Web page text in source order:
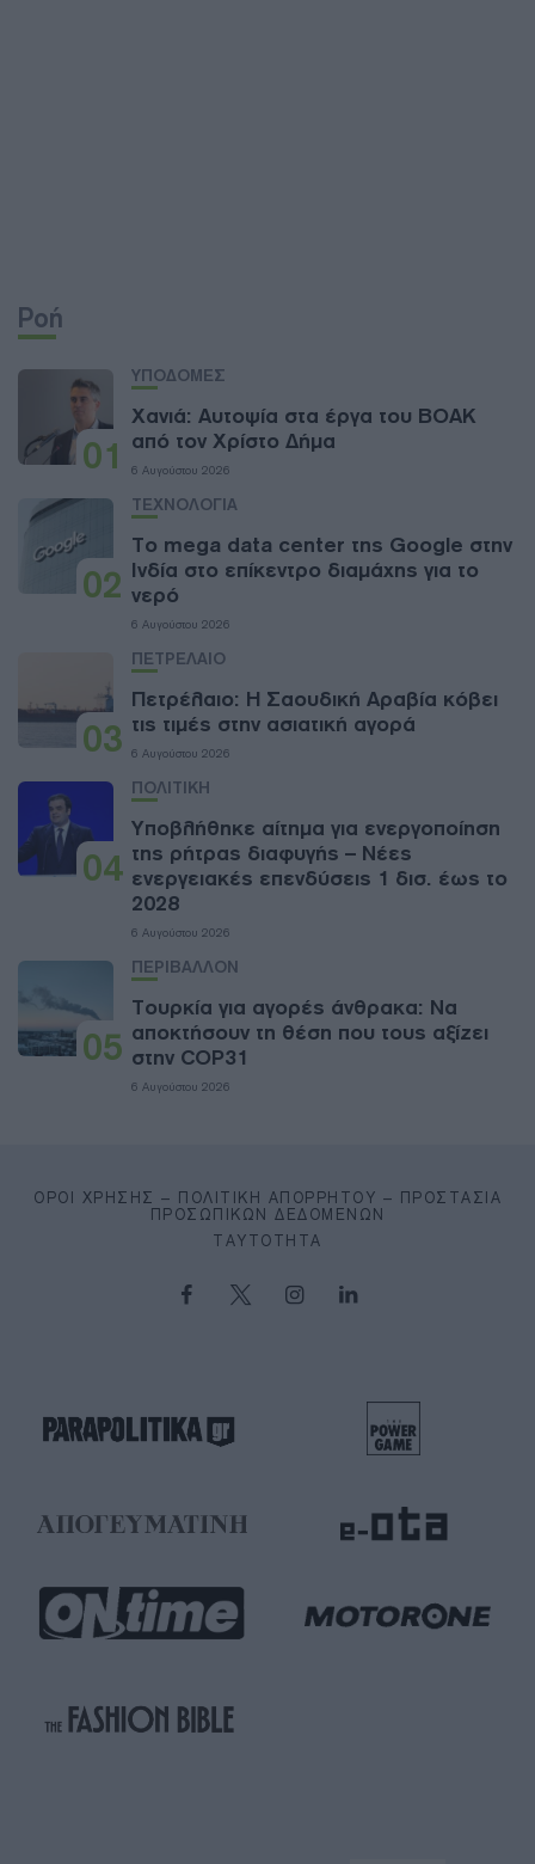
Ροή
01
ΥΠΟΔΟΜΕΣ
Χανιά: Aυτοψία στα έργα του ΒΟΑΚ
από τον Χρίστο Δήμα
6 Αυγούστου 2026
02
ΤΕΧΝΟΛΟΓΙΑ
Το mega data center της Google στην
Ινδία στο επίκεντρο διαμάχης για το
νερό
6 Αυγούστου 2026
03
ΠΕΤΡΕΛΑΙΟ
Πετρέλαιο: Η Σαουδική Αραβία κόβει
τις τιμές στην ασιατική αγορά
6 Αυγούστου 2026
04
ΠΟΛΙΤΙΚΗ
Υποβλήθηκε αίτημα για ενεργοποίηση
της ρήτρας διαφυγής – Νέες
ενεργειακές επενδύσεις 1 δισ. έως το
2028
6 Αυγούστου 2026
05
ΠΕΡΙΒΑΛΛΟΝ
Τουρκία για αγορές άνθρακα: Να
αποκτήσουν τη θέση που τους αξίζει
στην COP31
6 Αυγούστου 2026
ΌΡΟΙ ΧΡΉΣΗΣ – ΠΟΛΙΤΙΚΉ ΑΠΟΡΡΉΤΟΥ – ΠΡΟΣΤΑΣΊΑ
ΠΡΟΣΩΠΙΚΏΝ ΔΕΔΟΜΈΝΩΝ
ΤΑΥΤΌΤΗΤΑ